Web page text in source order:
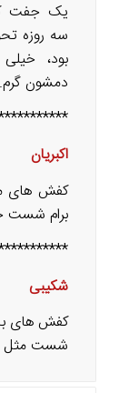
یک جفت
سه روزه
بود،
دمشون گرم.
اکبریان
کفش های
برام شست
شکیبی
کفش های
شست مثل